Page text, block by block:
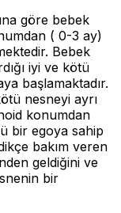
göre bebek
( 0-3 ay)
Bebek
iyi ve kötü
başlamaktadır.
nesneyi ayrı
konumdan
bir egoya sahip
bakım veren
geldiğini ve
bir